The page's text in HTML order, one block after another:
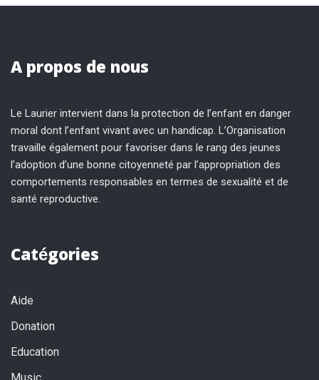
A propos de nous
Le Laurier intervient dans la protection de l’enfant en danger
moral dont l’enfant vivant avec un handicap. L’Organisation
travaille également pour favoriser dans le rang des jeunes
l’adoption d’une bonne citoyenneté par l’appropriation des
comportements responsables en termes de sexualité et de
santé reproductive.
Catégories
Aide
Donation
Education